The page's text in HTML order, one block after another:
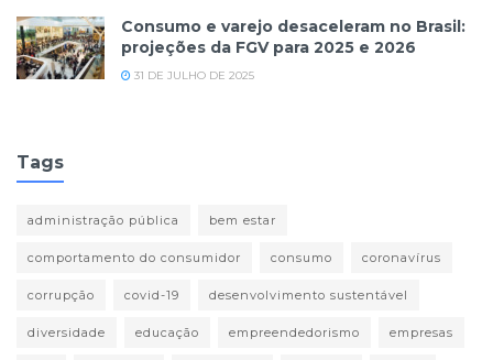
Consumo e varejo desaceleram no Brasil:
projeções da FGV para 2025 e 2026
31 DE JULHO DE 2025
Tags
administração pública bem estar
comportamento do consumidor consumo coronavírus
corrupção covid-19 desenvolvimento sustentável
diversidade educação empreendedorismo empresas